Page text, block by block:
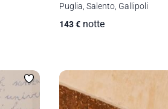
Puglia, Salento, Gallipoli
143€ notte